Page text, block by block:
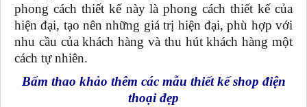
phong cách thiết kế này là phong cách thiết kế của
hiện đại, tạo nên những giá trị hiện đại, phù hợp với
nhu cầu của khách hàng và thu hút khách hàng một
cách tự nhiên.
Bấm thao khảo thêm các mẫu thiết kế shop điện
thoại đẹp